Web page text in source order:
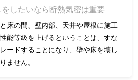
をしたいなら断熱気密は重要
床の間、壁内部、天井や屋根に施工
能等級を上げるということは、すな
ードすることになり、壁や床を壊し
ません。